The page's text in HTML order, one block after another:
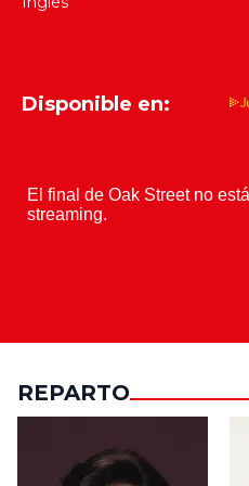
Disponible en:
REPARTO